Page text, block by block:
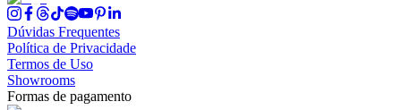
Dúvidas Frequentes
Política de Privacidade
Termos de Uso
Showrooms
Formas de pagamento